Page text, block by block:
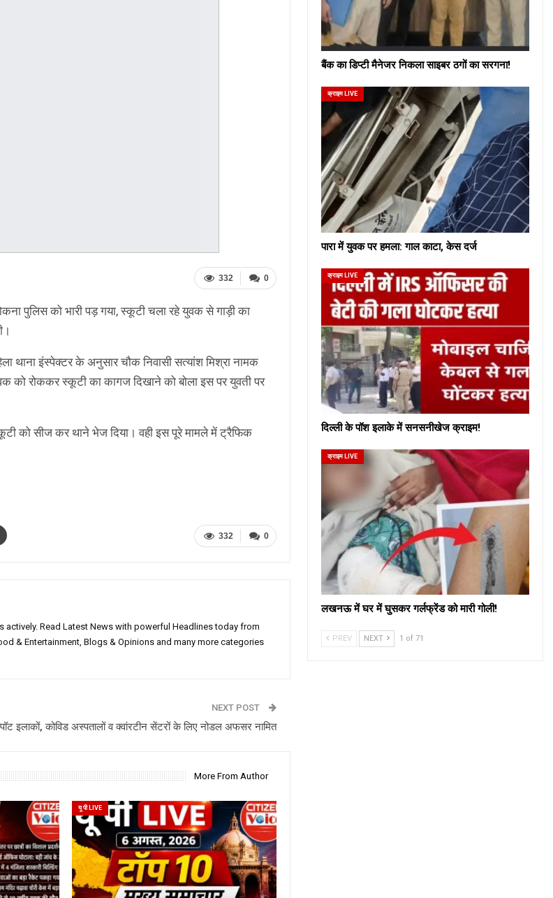
0
332
पुलिस को भारी पड़ गया, स्कूटी चला रहे युवक से गाड़ी का
थाना इंस्पेक्टर के अनुसार चौक निवासी सत्यांश मिश्रा नामक
को रोककर स्कूटी का कागज दिखाने को बोला इस पर युवती पर
को सीज कर थाने भेज दिया। वही इस पूरे मामले में ट्रैफिक
0
332
Read Latest News with powerful Headlines today from
& Entertainment, Blogs & Opinions and many more categories
NEXT POST
इलाकों, कोविड अस्पतालों व क्वांरटीन सेंटरों के लिए नोडल अफसर नामित
More From Author
यू पी LIVE
बैंक का डिप्टी मैनेजर निकला साइबर ठगों का सरगना!
क्राइम LIVE
पारा में युवक पर हमला: गाल काटा, केस दर्ज
क्राइम LIVE
दिल्ली के पॉश इलाके में सनसनीखेज क्राइम!
क्राइम LIVE
लखनऊ में घर में घुसकर गर्लफ्रेंड को मारी गोली!
PREV NEXT 1 of 71